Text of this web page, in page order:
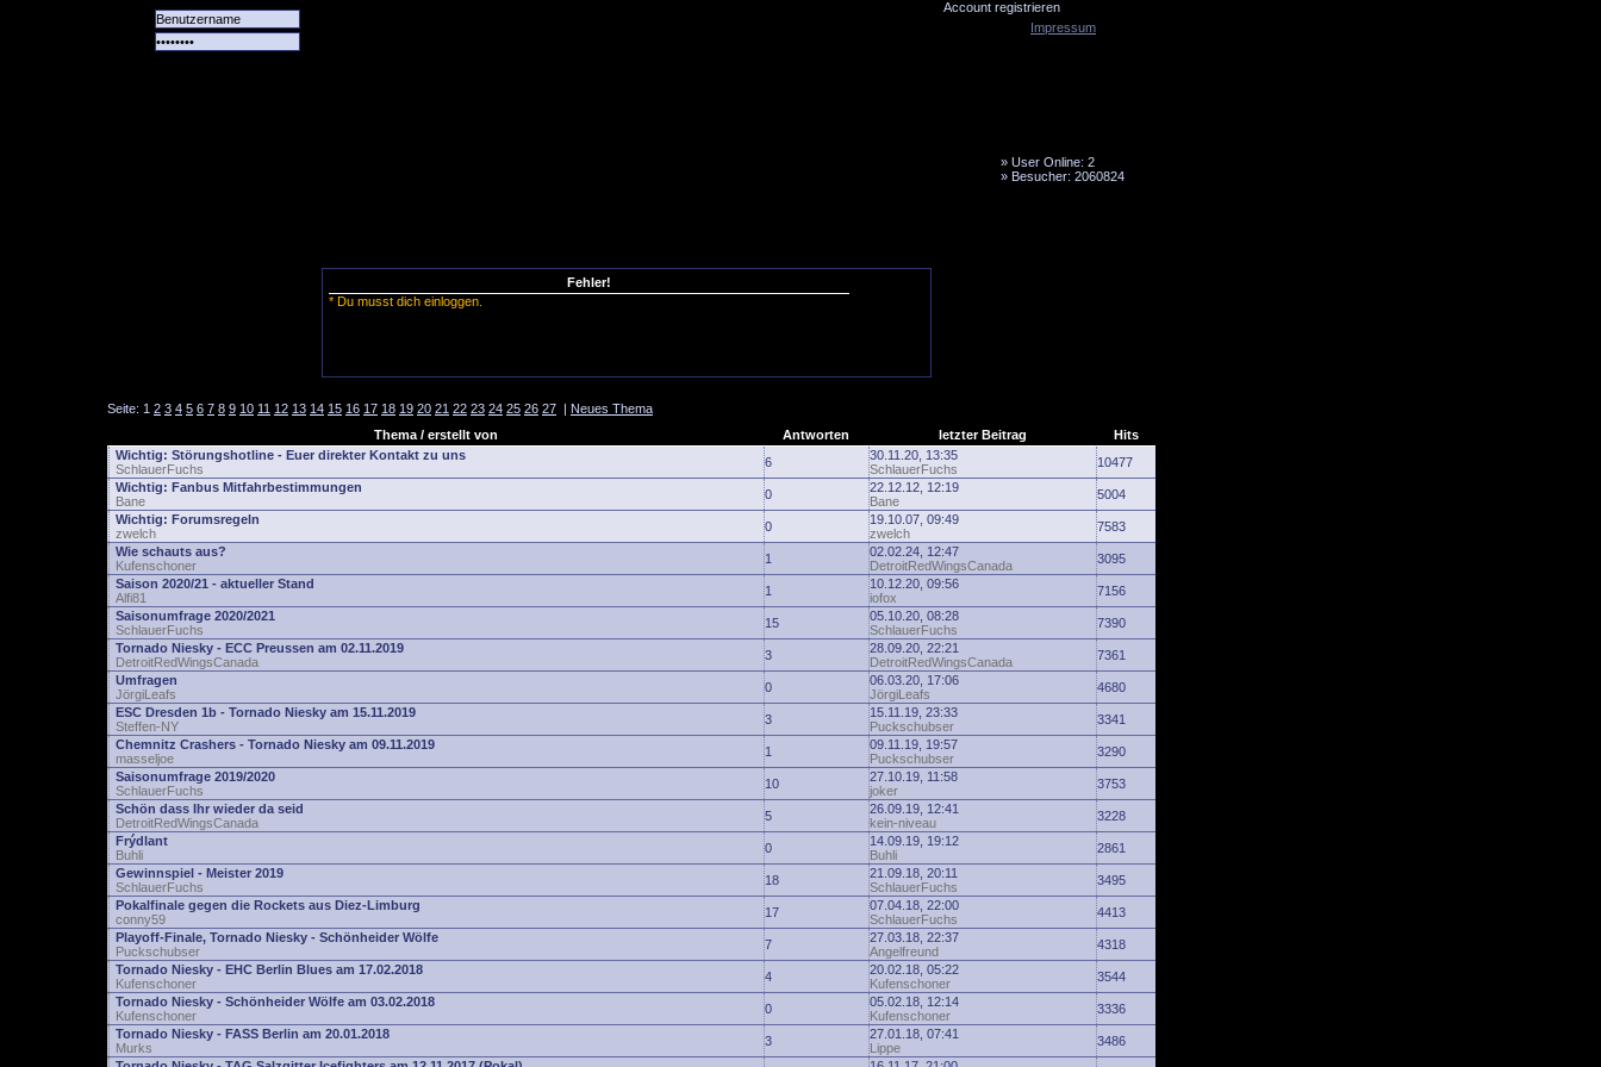
Account registrieren
» User Online: 2
» Besucher: 2060824
Fehler!
* Du musst dich einloggen.
Seite: 1 2 3 4 5 6 7 8 9 10 11 12 13 14 15 16 17 18 19 20 21 22 23 24 25 26 27 | Neues Thema
Thema / erstellt von
Antworten letzter Beitrag
Hits
Wichtig: Störungshotline - Euer direkter Kontakt zu uns
SchlauerFuchs
6
30.11.20, 13:35
SchlauerFuchs
10477
Wichtig: Fanbus Mitfahrbestimmungen
Bane
0
22.12.12, 12:19
Bane
5004
Wichtig: Forumsregeln
zwelch
0
19.10.07, 09:49
zwelch
7583
Wie schauts aus?
Kufenschoner
1
02.02.24, 12:47
DetroitRedWingsCanada
3095
Saison 2020/21 - aktueller Stand
Alfi81
1
10.12.20, 09:56
iofox
7156
Saisonumfrage 2020/2021
SchlauerFuchs
15
05.10.20, 08:28
SchlauerFuchs
7390
Tornado Niesky - ECC Preussen am 02.11.2019
DetroitRedWingsCanada
3
28.09.20, 22:21
DetroitRedWingsCanada
7361
Umfragen
JörgiLeafs
0
06.03.20, 17:06
JörgiLeafs
4680
ESC Dresden 1b - Tornado Niesky am 15.11.2019
Steffen-NY
3
15.11.19, 23:33
Puckschubser
3341
Chemnitz Crashers - Tornado Niesky am 09.11.2019
masseljoe
1
09.11.19, 19:57
Puckschubser
3290
Saisonumfrage 2019/2020
SchlauerFuchs
10
27.10.19, 11:58
joker
3753
Schön dass Ihr wieder da seid
DetroitRedWingsCanada
5
26.09.19, 12:41
kein-niveau
3228
Frýdlant
Buhli
0
14.09.19, 19:12
Buhli
2861
Gewinnspiel - Meister 2019
SchlauerFuchs
18
21.09.18, 20:11
SchlauerFuchs
3495
Pokalfinale gegen die Rockets aus Diez-Limburg
conny59
17
07.04.18, 22:00
SchlauerFuchs
4413
Playoff-Finale, Tornado Niesky - Schönheider Wölfe
Puckschubser
7
27.03.18, 22:37
Angelfreund
4318
Tornado Niesky - EHC Berlin Blues am 17.02.2018
Kufenschoner
4
20.02.18, 05:22
Kufenschoner
3544
Tornado Niesky - Schönheider Wölfe am 03.02.2018
Kufenschoner
0
05.02.18, 12:14
Kufenschoner
3336
Tornado Niesky - FASS Berlin am 20.01.2018
Murks
3
27.01.18, 07:41
Lippe
3486
Impressum